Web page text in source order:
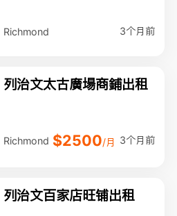
Richmond 3个月前
列治文太古廣場商鋪出租
Richmond $2500/月 3个月前
列治文百家店旺铺出租